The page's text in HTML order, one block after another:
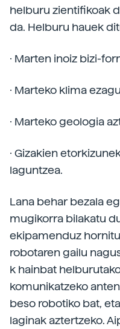
helburu zientifikoak
da. Helburu hauek
· Marten inoiz bizi-
· Marteko klima
· Marteko geologia
· Gizakien
laguntzea.
Lana behar bezala
mugikorra bilakatu
ekipamenduz
robotaren gailu
k hainbat
komunikatzeko
beso robotiko bat,
laginak aztertzeko.